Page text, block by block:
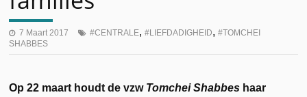
7 Maart 2017 CENTRALE, LIEFDADIGHEID, TOMCHEI
SHABBES
Op 22 maart houdt de vzw Tomchei Shabbes haar